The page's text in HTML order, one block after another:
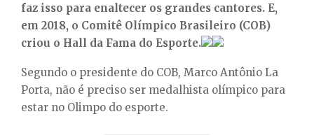
faz isso para enaltecer os grandes cantores. E,
em 2018, o Comitê Olímpico Brasileiro (COB)
criou o Hall da Fama do Esporte.
Segundo o presidente do COB, Marco Antônio La
Porta, não é preciso ser medalhista olímpico para
estar no Olimpo do esporte.